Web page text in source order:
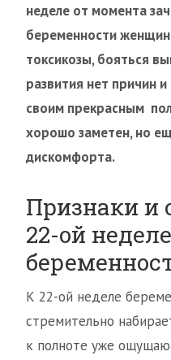
неделе от момента
беременности
токсикозы, бояться
развития нет причин
своим прекрасным
хорошо заметен, но
дискомфорта.
Признаки
22-ой неделе
К 22-ой неделе
стремительно
к полноте уже